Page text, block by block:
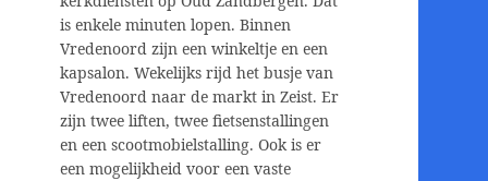
is enkele minuten lopen. Binnen
Vredenoord zijn een winkeltje en een
kapsalon. Wekelijks rijd het busje van
Vredenoord naar de markt in Zeist. Er
zijn twee liften, twee fietsenstallingen
en een scootmobielstalling. Ook is er
een mogelijkheid voor een vaste